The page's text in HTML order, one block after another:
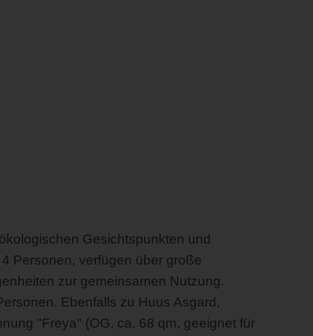
Gesichtspunkten und
Personen, verfügen über große
zur gemeinsamen Nutzung.
Ebenfalls zu Huus Asgard,
"Freya" (OG, ca. 68 qm, geeignet für